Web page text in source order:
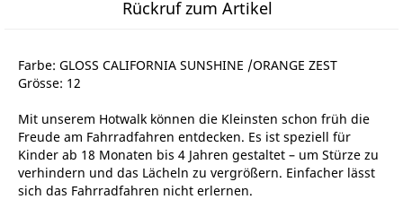
Rückruf zum Artikel
Farbe: GLOSS CALIFORNIA SUNSHINE /ORANGE ZEST
Grösse: 12
Mit unserem Hotwalk können die Kleinsten schon früh die
Freude am Fahrradfahren entdecken. Es ist speziell für
Kinder ab 18 Monaten bis 4 Jahren gestaltet – um Stürze zu
verhindern und das Lächeln zu vergrößern. Einfacher lässt
sich das Fahrradfahren nicht erlernen.